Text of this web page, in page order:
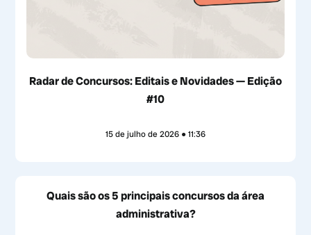
Radar de Concursos: Editais e Novidades — Edição
#10
15 de julho de 2026 11:36
Quais são os 5 principais concursos da área
administrativa?